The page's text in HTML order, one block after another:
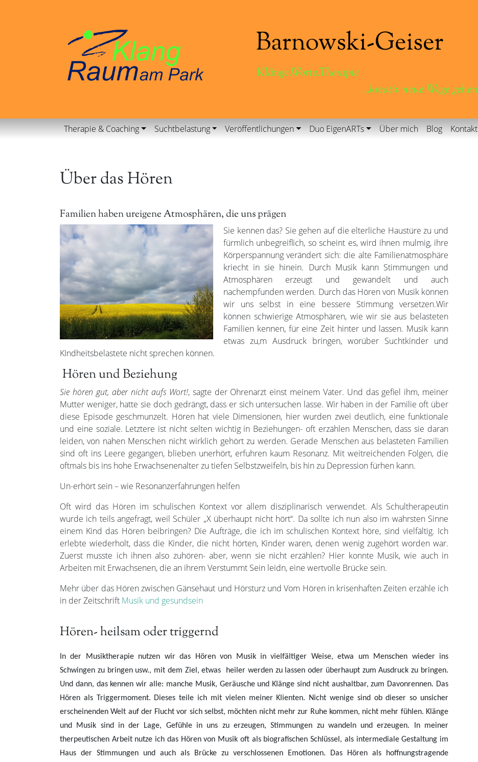
Klänge.Worte.Therapie
...kreativ neue Wege gehen
Therapie & Coaching Suchtbelastung Veröffentlichungen Duo EigenARTs Über mich Blog Kontakt
Über das Hören
Familien haben ureigene Atmosphären, die uns prägen
Sie kennen das? Sie gehen auf die elterliche Haustüre zu und
fürmlich unbegreiflich, so scheint es, wird ihnen mulmig, ihre
Körperspannung verändert sich: die alte Familienatmosphäre
kriecht in sie hinein. Durch Musik kann Stimmungen und
Atmosphären erzeugt und gewandelt und auch
nachempfunden werden. Durch das Hören von Musik können
wir uns selbst in eine bessere Stimmung versetzen.Wir
können schwierige Atmosphären, wie wir sie aus belasteten
Familien kennen, für eine Zeit hinter und lassen. Musik kann
etwas zu,m Ausdruck bringen, worüber Suchtkinder und
KIndheitsbelastete nicht sprechen können.
Hören und Beziehung
Sie hören gut, aber nicht aufs Wort!, sagte der Ohrenarzt einst meinem Vater. Und das gefiel ihm, meiner
Mutter weniger, hatte sie doch gedrängt, dass er sich untersuchen lasse. Wir haben in der Familie oft über
diese Episode geschmunzelt. Hören hat viele Dimensionen, hier wurden zwei deutlich, eine funktionale
und eine soziale. Letztere ist nicht selten wichtig in Beziehungen- oft erzählen Menschen, dass sie daran
leiden, von nahen Menschen nicht wirklich gehört zu werden. Gerade Menschen aus belasteten Familien
sind oft ins Leere gegangen, blieben unerhört, erfuhren kaum Resonanz. Mit weitreichenden Folgen, die
oftmals bis ins hohe Erwachsenenalter zu tiefen Selbstzweifeln, bis hin zu Depression fürhen kann.
Un-erhört sein – wie Resonanzerfahrungen helfen
Oft wird das Hören im schulischen Kontext vor allem disziplinarisch verwendet. Als Schultherapeutin
wurde ich teils angefragt, weil Schüler „X überhaupt nicht hört“. Da sollte ich nun also im wahrsten Sinne
einem Kind das Hören beibringen? Die Aufträge, die ich im schulischen Kontext höre, sind vielfältig. Ich
erlebte wiederholt, dass die Kinder, die nicht hörten, Kinder waren, denen wenig zugehört worden war.
Zuerst musste ich ihnen also zuhören- aber, wenn sie nicht erzählen? Hier konnte Musik, wie auch in
Arbeiten mit Erwachsenen, die an ihrem Verstummt Sein leidn, eine wertvolle Brücke sein.
Mehr über das Hören zwischen Gänsehaut und Hörsturz und Vom Hören in krisenhaften Zeiten erzähle ich
in der Zeitschrift Musik und gesundsein
Hören- heilsam oder triggernd
In der Musiktherapie nutzen wir das Hören von Musik in vielfältiger Weise, etwa um Menschen wieder ins
Schwingen zu bringen usw., mit dem Ziel, etwas heiler werden zu lassen oder überhaupt zum Ausdruck zu bringen.
Und dann, das kennen wir alle: manche Musik, Geräusche und Klänge sind nicht aushaltbar, zum Davonrennen. Das
Hören als Triggermoment. Dieses teile ich mit vielen meiner Klienten. Nicht wenige sind ob dieser so unsicher
erscheinenden Welt auf der Flucht vor sich selbst, möchten nicht mehr zur Ruhe kommen, nicht mehr fühlen. Klänge
und Musik sind in der Lage, Gefühle in uns zu erzeugen, Stimmungen zu wandeln und erzeugen. In meiner
therpeutischen Arbeit nutze ich das Hören von Musik oft als biografischen Schlüssel, als intermediale Gestaltung im
Haus der Stimmungen und auch als Brücke zu verschlossenen Emotionen. Das Hören als hoffnungstragende